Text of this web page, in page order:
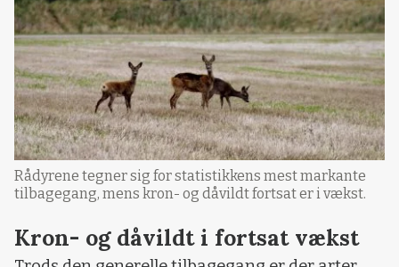
Rådyrene tegner sig for statistikkens mest markante
tilbagegang, mens kron- og dåvildt fortsat er i vækst.
Kron- og dåvildt i fortsat vækst